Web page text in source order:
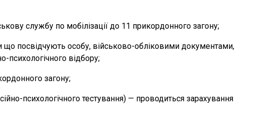
службу по мобілізації до 11 прикордонного загону;
посвідчують особу, військово-обліковими документами,
психологічного відбору;
загону;
психологічного тестування) — проводиться зарахування